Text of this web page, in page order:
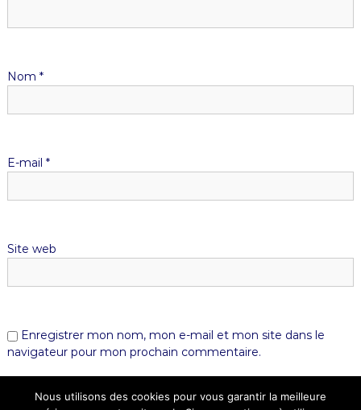
Nom *
E-mail *
Site web
Enregistrer mon nom, mon e-mail et mon site dans le
navigateur pour mon prochain commentaire.
Nous utilisons des cookies pour vous garantir la meilleure